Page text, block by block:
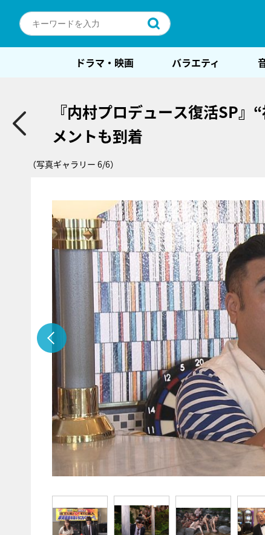
ドラマ・映画 バラエティ
『内村プロデュース復活SP
メントも到着
（写真ギャラリー 6/6）